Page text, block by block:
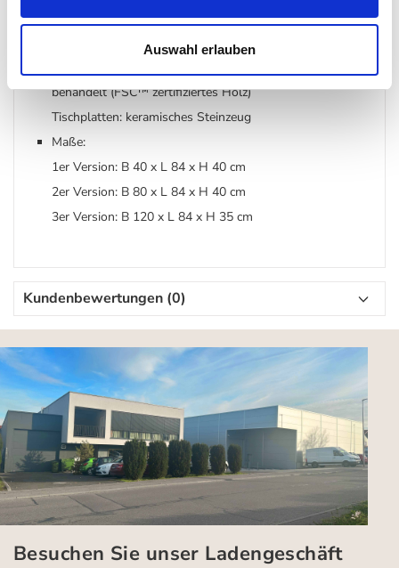
Auswahl erlauben
behandelt (FSC™️ zertifiziertes Holz)
Tischplatten: keramisches Steinzeug
Maße:
1er Version: B 40 x L 84 x H 40 cm
2er Version: B 80 x L 84 x H 40 cm
3er Version: B 120 x L 84 x H 35 cm
Kundenbewertungen (0)
Besuchen Sie unser Ladengeschäft